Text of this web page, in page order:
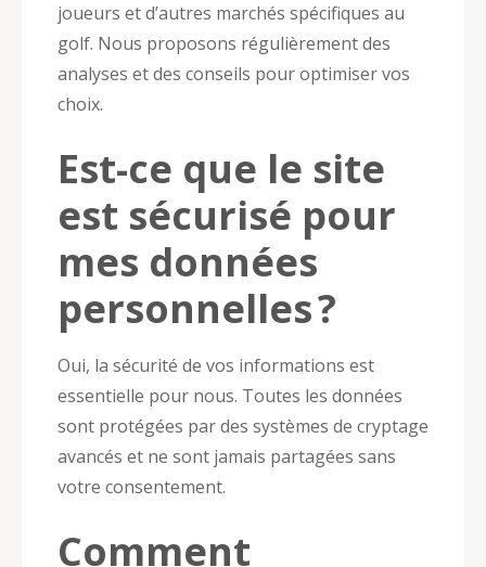
joueurs et d’autres marchés spécifiques au
golf. Nous proposons régulièrement des
analyses et des conseils pour optimiser vos
choix.
Est-ce que le site
est sécurisé pour
mes données
personnelles ?
Oui, la sécurité de vos informations est
essentielle pour nous. Toutes les données
sont protégées par des systèmes de cryptage
avancés et ne sont jamais partagées sans
votre consentement.
Comment